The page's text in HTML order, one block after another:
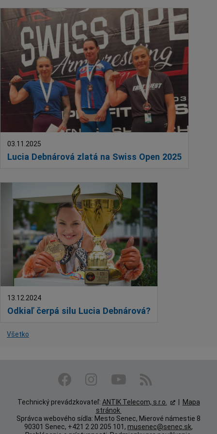
Dobrovoľníctvo
Benefícia
Duchovný život
EkoMesto
Tradície
Veda
Zvieratá
Lucia Debnárová zlatá na Swiss Open 2025
03.11.2025
Odkiaľ čerpá silu Lucia Debnárová?
13.12.2024
Všetko
Technický prevádzkovateľ: ANTIK Telecom, s.r.o. |
Mapa
stránok
Správca webového sídla: Mesto Senec, Mierové námestie 8
90301 Senec, +421 2 20 205 101, musenec@senec.sk,